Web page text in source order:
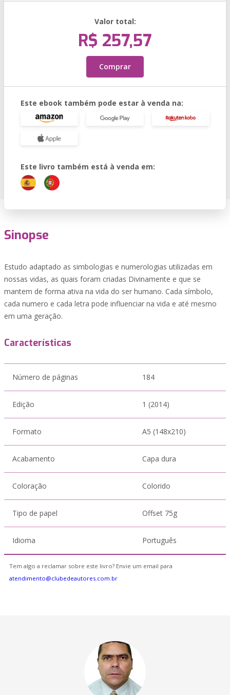
Valor total:
R$ 257,57
Comprar
Este ebook também pode estar à venda na:
Este livro também está à venda em:
Sinopse
Estudo adaptado as simbologias e numerologias utilizadas em
nossas vidas, as quais foram criadas Divinamente e que se
mantem de forma ativa na vida do ser humano. Cada símbolo,
cada numero e cada letra pode influenciar na vida e até mesmo
em uma geração.
Características
Número de páginas 184
Edição 1 (2014)
Formato A5 (148x210)
Acabamento Capa dura
Coloração Colorido
Tipo de papel Offset 75g
Idioma Português
Tem algo a reclamar sobre este livro? Envie um email para
atendimento@clubedeautores.com.br